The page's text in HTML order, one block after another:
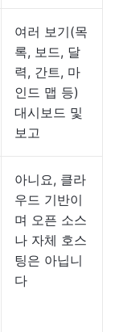
여러 보기(목
록, 보드, 달
력, 간트, 마
인드 맵 등)
대시보드 및
보고
아니요, 클라
우드 기반이
며 오픈 소스
나 자체 호스
팅은 아닙니
다